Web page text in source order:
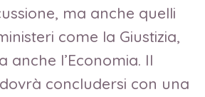
ma anche quelli
come la Giustizia,
anche l’Economia. Il
concludersi con una